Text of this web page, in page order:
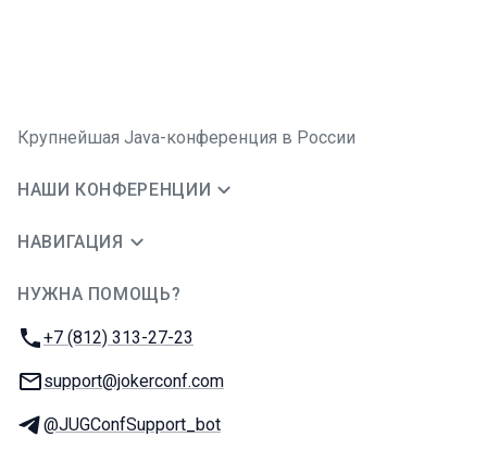
Крупнейшая Java-конференция в России
НАШИ КОНФЕРЕНЦИИ
НАВИГАЦИЯ
НУЖНА ПОМОЩЬ?
Телефон:
+7 (812) 313-27-23
E-mail:
support@jokerconf.com
Телеграм:
@JUGConfSupport_bot